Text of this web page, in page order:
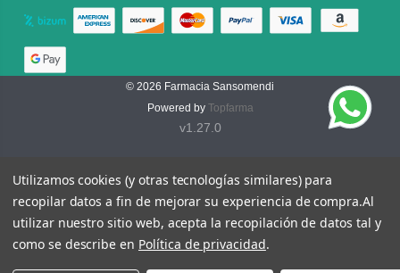
© 2026 Farmacia Sansomendi
Powered by Topfarma
v1.27.0
Utilizamos cookies (y otras tecnologías similares) para
recopilar datos a fin de mejorar su experiencia de compra.Al
utilizar nuestro sitio web, acepta la recopilación de datos tal y
como se describe en Política de privacidad.